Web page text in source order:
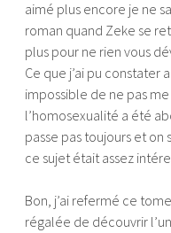
aimé plus encore je ne
roman quand Zeke se
plus pour ne rien vous
Ce que j’ai pu constater
impossible de ne pas
l’homosexualité a été
passe pas toujours et on
ce sujet était assez
Bon, j’ai refermé ce
régalée de découvrir